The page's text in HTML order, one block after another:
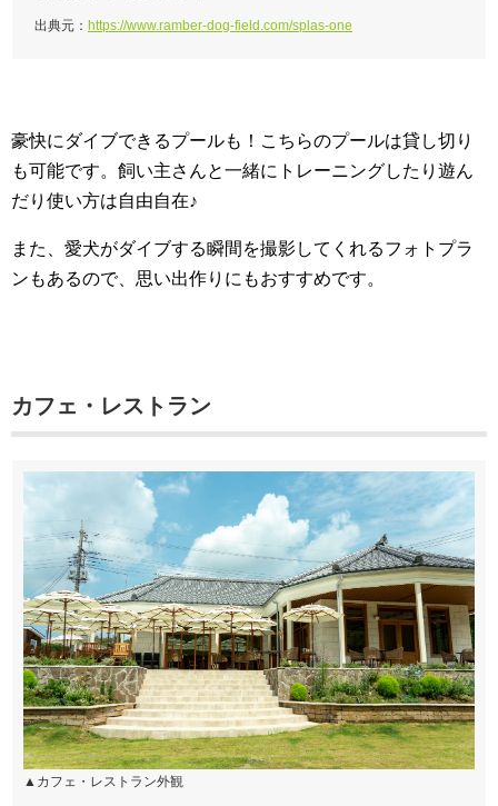
出典元： https://www.ramber-dog-field.com/splas-one
豪快にダイブできるプールも！こちらのプールは貸し切り
も可能です。飼い主さんと一緒にトレーニングしたり遊ん
だり使い方は自由自在♪
また、愛犬がダイブする瞬間を撮影してくれるフォトプラ
ンもあるので、思い出作りにもおすすめです。
カフェ・レストラン
▲カフェ・レストラン外観